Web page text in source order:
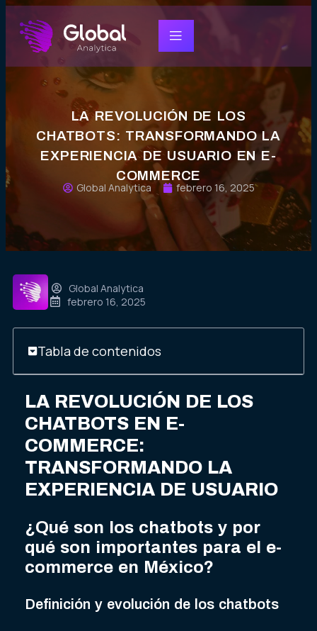
LA REVOLUCIÓN DE LOS
CHATBOTS: TRANSFORMANDO LA
EXPERIENCIA DE USUARIO EN E-
COMMERCE
Global Analytica febrero 16, 2025
Global Analytica
febrero 16, 2025
Tabla de contenidos
LA REVOLUCIÓN DE LOS
CHATBOTS EN E-
COMMERCE:
TRANSFORMANDO LA
EXPERIENCIA DE USUARIO
¿Qué son los chatbots y por
qué son importantes para el e-
commerce en México?
Definición y evolución de los chatbots